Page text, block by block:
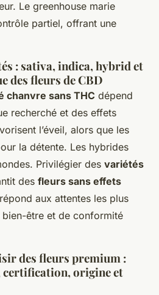
Le greenhouse marie
partiel, offrant une
: sativa, indica, hybrid et
des fleurs de CBD
chanvre sans THC dépend
recherché et des effets
l’éveil, alors que les
la détente. Les hybrides
Privilégier des variétés
des fleurs sans effets
aux attentes les plus
être et de conformité
des fleurs premium :
certification, origine et